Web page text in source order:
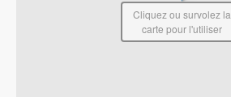
Cliquez ou survolez la
carte pour l'utiliser